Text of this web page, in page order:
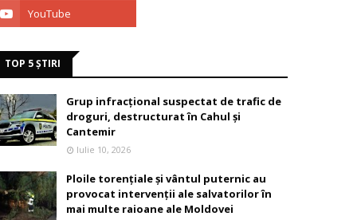
TOP 5 ȘTIRI
Grup infracțional suspectat de trafic de
droguri, destructurat în Cahul și
Cantemir
Iulie 10, 2026
Ploile torențiale și vântul puternic au
provocat intervenții ale salvatorilor în
mai multe raioane ale Moldovei